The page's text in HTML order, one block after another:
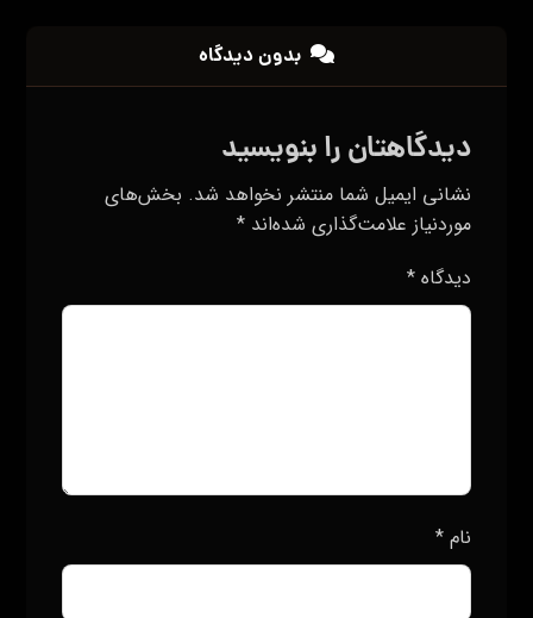
بدون دیدگاه
دیدگاهتان را بنویسید
نشانی ایمیل شما منتشر نخواهد شد. بخش‌های
موردنیاز علامت‌گذاری شده‌اند*
دیدگاه*
نام*